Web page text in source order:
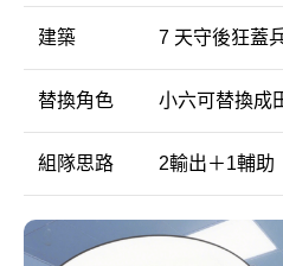
建築 7 天守後狂蓋
替換角色 小六可替換成
組隊思路 2輸出＋1輔助